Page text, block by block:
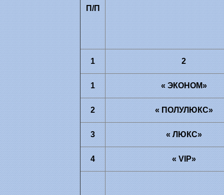
П/П
1 2
1 « ЭКОНОМ»
2 « ПОЛУЛЮКС»
3 « ЛЮКС»
4 « VIP»